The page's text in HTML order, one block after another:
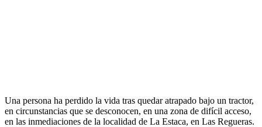
Una persona ha perdido la vida tras quedar atrapado bajo un tractor,
en circunstancias que se desconocen, en una zona de difícil acceso,
en las inmediaciones de la localidad de La Estaca, en Las Regueras.